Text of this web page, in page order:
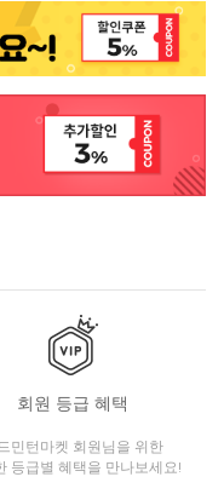
회원 등급 혜택
민턴마켓 회원님을 위한
등급별 혜택을 만나보세요!